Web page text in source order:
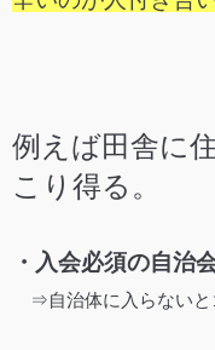
例えば田舎に
こり得る。
・入会必須の自治
⇒自治体に入らないと